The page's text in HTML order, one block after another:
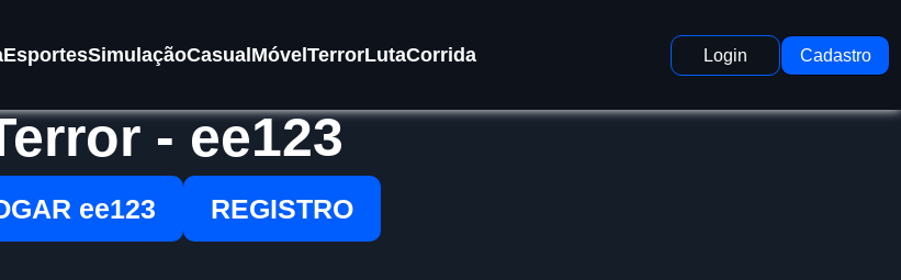
EsportesSimulaçãoCasualMóvelTerrorLutaCorrida Login Cadastro
- ee123
ee123 REGISTRO